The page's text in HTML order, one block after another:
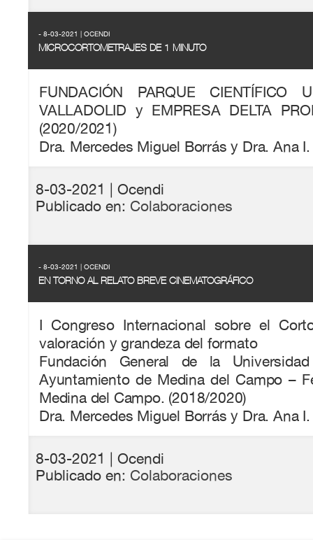
- 8-03-2021 | OCENDI
MICROCORTOMETRAJES DE 1 MINUTO
FUNDACIÓN PARQUE CIENTÍFICO
VALLADOLID y EMPRESA DELTA
(2020/2021)
Dra. Mercedes Miguel Borrás y Dra. Ana
8-03-2021 | Ocendi
Publicado en: Colaboraciones
- 8-03-2021 | OCENDI
EN TORNO AL RELATO BREVE CINEMATOGRÁFICO
I Congreso Internacional sobre el
valoración y grandeza del formato
Fundación General de la
Ayuntamiento de Medina del Campo –
Medina del Campo. (2018/2020)
Dra. Mercedes Miguel Borrás y Dra. Ana
8-03-2021 | Ocendi
Publicado en: Colaboraciones